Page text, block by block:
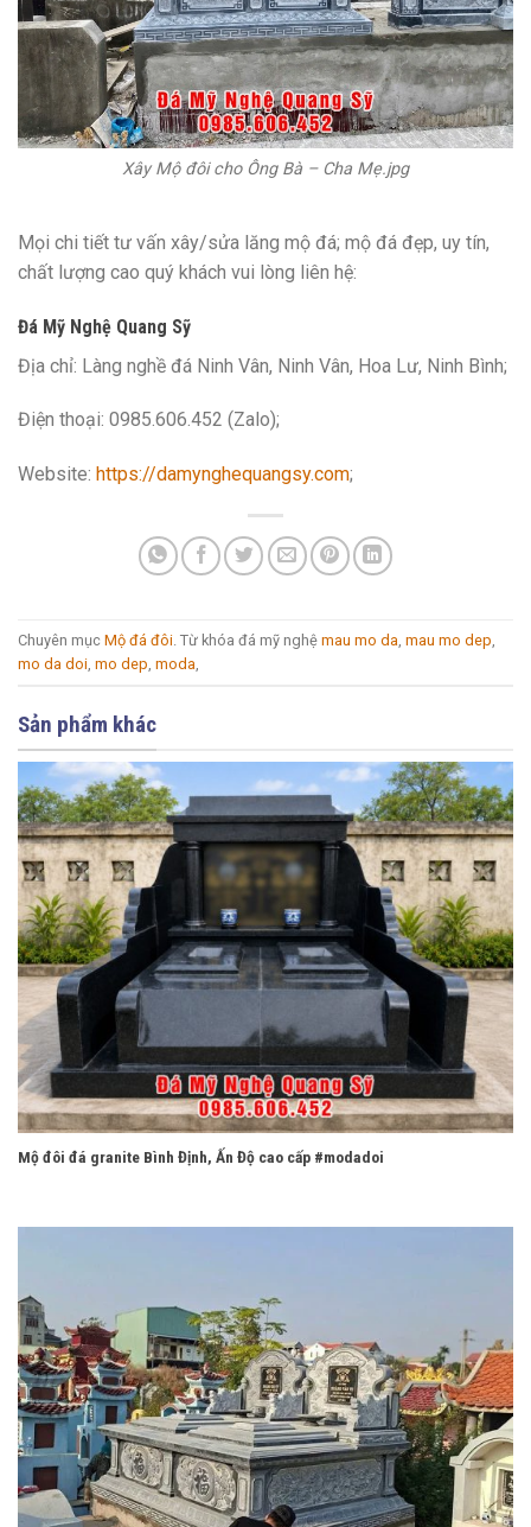
Xây Mộ đôi cho Ông Bà – Cha Mẹ.jpg
Mọi chi tiết tư vấn xây/sửa lăng mộ đá; mộ đá đẹp, uy tín,
chất lượng cao quý khách vui lòng liên hệ:
Đá Mỹ Nghệ Quang Sỹ
Địa chỉ: Làng nghề đá Ninh Vân, Ninh Vân, Hoa Lư, Ninh Bình;
Điện thoại: 0985.606.452 (Zalo);
Website: https://damynghequangsy.com;
Chuyên mục Mộ đá đôi . Từ khóa đá mỹ nghệ mau mo da mau mo dep
mo da doi mo dep moda
Sản phẩm khác
Mộ đôi đá granite Bình Định, Ấn Độ cao cấp #modadoi